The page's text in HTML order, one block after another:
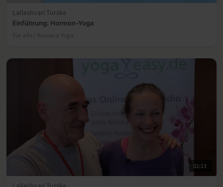
Lalleshvari Turske
Einführung: Hormon-Yoga
Für alle | Anusara Yoga
02:13